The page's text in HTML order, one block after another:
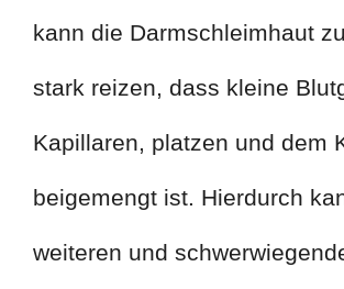
kann die Darmschleimhaut
stark reizen, dass kleine
Kapillaren, platzen und dem
beigemengt ist. Hierdurch
weiteren und